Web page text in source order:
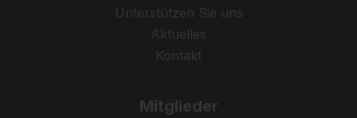
Unterstützen Sie uns
Aktuelles
Kontakt
Mitglieder